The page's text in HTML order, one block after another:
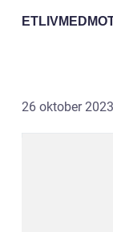
26 oktober 2023